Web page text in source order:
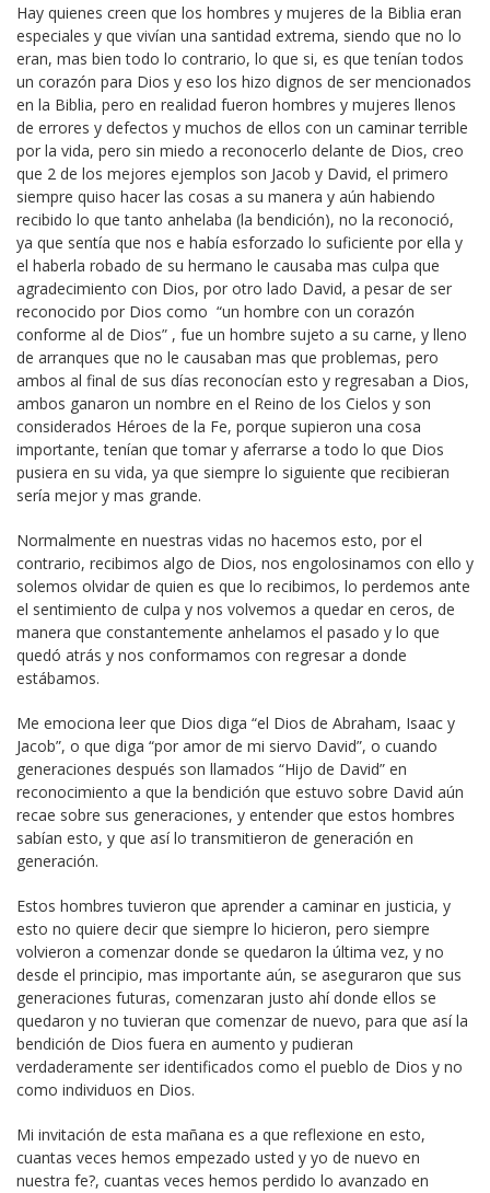
Hay quienes creen que los hombres y mujeres de la Biblia eran
especiales y que vivían una santidad extrema, siendo que no lo
eran, mas bien todo lo contrario, lo que si, es que tenían todos
un corazón para Dios y eso los hizo dignos de ser mencionados
en la Biblia, pero en realidad fueron hombres y mujeres llenos
de errores y defectos y muchos de ellos con un caminar terrible
por la vida, pero sin miedo a reconocerlo delante de Dios, creo
que 2 de los mejores ejemplos son Jacob y David, el primero
siempre quiso hacer las cosas a su manera y aún habiendo
recibido lo que tanto anhelaba (la bendición), no la reconoció,
ya que sentía que nos e había esforzado lo suficiente por ella y
el haberla robado de su hermano le causaba mas culpa que
agradecimiento con Dios, por otro lado David, a pesar de ser
reconocido por Dios como “un hombre con un corazón
conforme al de Dios” , fue un hombre sujeto a su carne, y lleno
de arranques que no le causaban mas que problemas, pero
ambos al final de sus días reconocían esto y regresaban a Dios,
ambos ganaron un nombre en el Reino de los Cielos y son
considerados Héroes de la Fe, porque supieron una cosa
importante, tenían que tomar y aferrarse a todo lo que Dios
pusiera en su vida, ya que siempre lo siguiente que recibieran
sería mejor y mas grande.
Normalmente en nuestras vidas no hacemos esto, por el
contrario, recibimos algo de Dios, nos engolosinamos con ello y
solemos olvidar de quien es que lo recibimos, lo perdemos ante
el sentimiento de culpa y nos volvemos a quedar en ceros, de
manera que constantemente anhelamos el pasado y lo que
quedó atrás y nos conformamos con regresar a donde
estábamos.
Me emociona leer que Dios diga “el Dios de Abraham, Isaac y
Jacob”, o que diga “por amor de mi siervo David”, o cuando
generaciones después son llamados “Hijo de David” en
reconocimiento a que la bendición que estuvo sobre David aún
recae sobre sus generaciones, y entender que estos hombres
sabían esto, y que así lo transmitieron de generación en
generación.
Estos hombres tuvieron que aprender a caminar en justicia, y
esto no quiere decir que siempre lo hicieron, pero siempre
volvieron a comenzar donde se quedaron la última vez, y no
desde el principio, mas importante aún, se aseguraron que sus
generaciones futuras, comenzaran justo ahí donde ellos se
quedaron y no tuvieran que comenzar de nuevo, para que así la
bendición de Dios fuera en aumento y pudieran
verdaderamente ser identificados como el pueblo de Dios y no
como individuos en Dios.
Mi invitación de esta mañana es a que reflexione en esto,
cuantas veces hemos empezado usted y yo de nuevo en
nuestra fe?, cuantas veces hemos perdido lo avanzado en